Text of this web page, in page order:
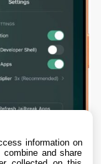
information on
and share